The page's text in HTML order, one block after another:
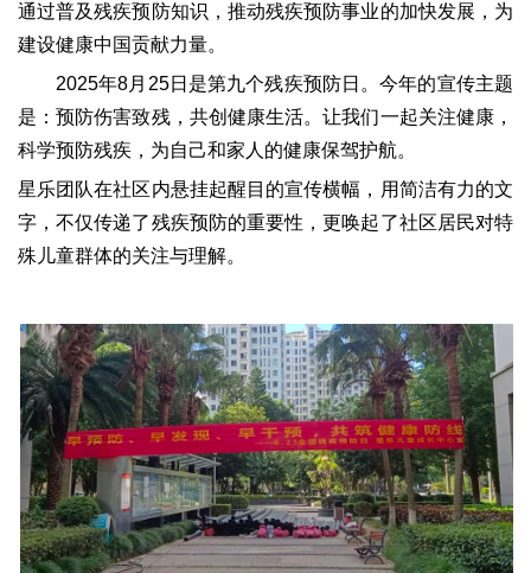
通过普及残疾预防知识，推动残疾预防事业的加快发展，为
建设健康中国贡献力量。
2025年8月25日是第九个残疾预防日。今年的宣传主题
是：预防伤害致残，共创健康生活。让我们一起关注健康，
科学预防残疾，为自己和家人的健康保驾护航。
星乐团队在社区内悬挂起醒目的宣传横幅，用简洁有力的文
字，不仅传递了残疾预防的重要性，更唤起了社区居民对特
殊儿童群体的关注与理解。